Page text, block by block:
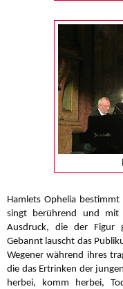
Hamlets Ophelia
singt berührend und mit
Ausdruck, die der Figur
Gebannt lauscht das
Wegener während ihres
die das Ertrinken der
herbei, komm herbei,